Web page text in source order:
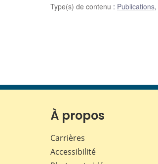
Type(s) de contenu : Publications,
À propos
Carrières
Accessibilité